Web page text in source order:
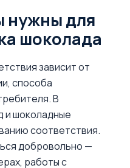
нужны для
шоколада
зависит от
способа
В
и шоколадные
соответствия.
добровольно —
работы с